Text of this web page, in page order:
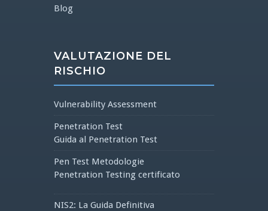
Blog
VALUTAZIONE DEL
RISCHIO
Vulnerability Assessment
Penetration Test
Guida al Penetration Test
Pen Test Metodologie
Penetration Testing certificato
NIS2: La Guida Definitiva